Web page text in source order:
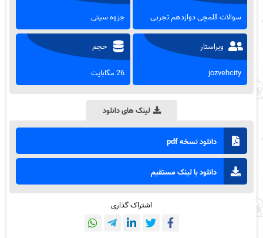
سوالات قلمچی دوازدهم تجربی جزوه سیتی
ویراستار
jozvehcity
حجم
26 مگابایت
لینک های دانلود
دانلود نسخه pdf
دانلود با لینک مستقیم
اشتراک گذاری